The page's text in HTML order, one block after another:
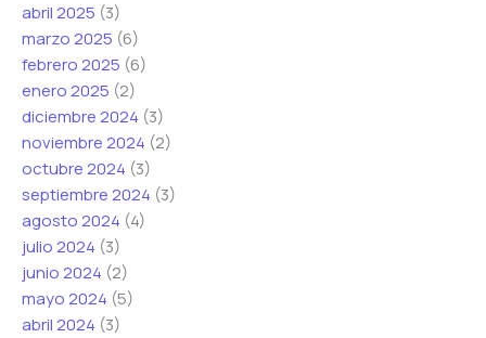
abril 2025 (3)
marzo 2025 (6)
febrero 2025 (6)
enero 2025 (2)
diciembre 2024 (3)
noviembre 2024 (2)
octubre 2024 (3)
septiembre 2024 (3)
agosto 2024 (4)
julio 2024 (3)
junio 2024 (2)
mayo 2024 (5)
abril 2024 (3)